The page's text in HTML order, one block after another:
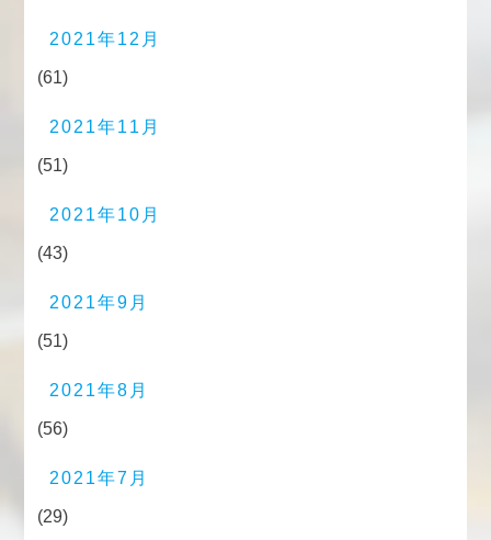
2021年12月
(61)
2021年11月
(51)
2021年10月
(43)
2021年9月
(51)
2021年8月
(56)
2021年7月
(29)